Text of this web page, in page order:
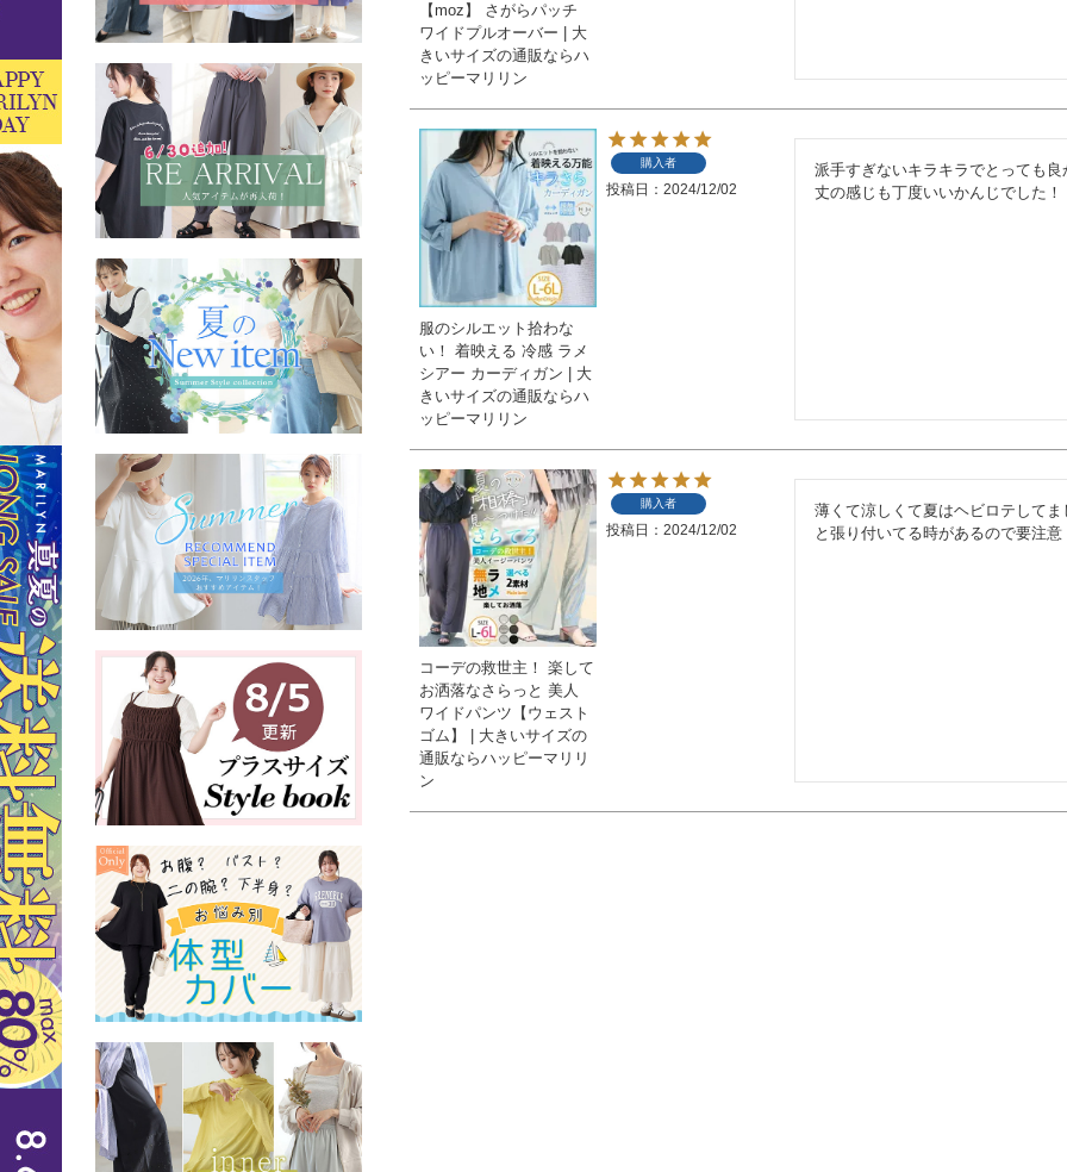
【moz】 さがらパッチ
ワイドプルオーバー | 大
きいサイズの通販ならハ
ッピーマリリン
服のシルエット拾わな
い！ 着映える 冷感 ラメ
シアー カーディガン | 大
きいサイズの通販ならハ
ッピーマリリン
購入者
投稿日 2024/12/02
派手すぎないキラキラでとっても
丈の感じも丁度いいかんじでした！
コーデの救世主！ 楽して
お洒落なさらっと 美人
ワイドパンツ【ウェスト
ゴム】 | 大きいサイズの
通販ならハッピーマリリ
ン
購入者
投稿日 2024/12/02
薄くて涼しくて夏はヘビロテして
と張り付いてる時があるので要注意